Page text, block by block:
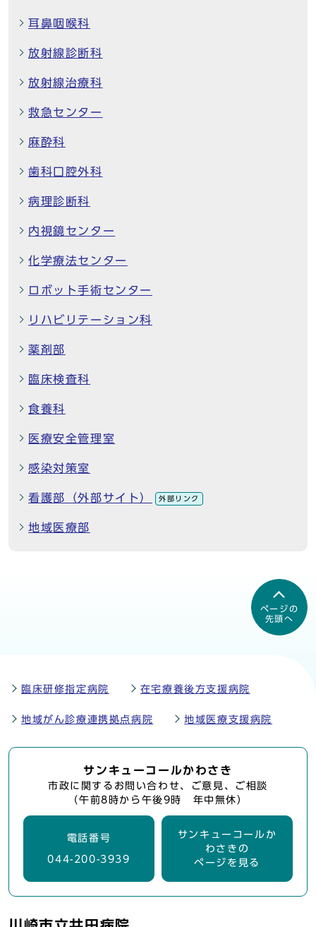
耳鼻咽喉科
放射線診断科
放射線治療科
救急センター
麻酔科
歯科口腔外科
病理診断科
内視鏡センター
化学療法センター
ロボット手術センター
リハビリテーション科
薬剤部
臨床検査科
食養科
医療安全管理室
感染対策室
看護部（外部サイト） 外部リンク
地域医療部
ページの
先頭へ
臨床研修指定病院 在宅療養後方支援病院
地域がん診療連携拠点病院 地域医療支援病院
サンキューコールかわさき
市政に関するお問い合わせ、ご意見、ご相談
（午前8時から午後9時 年中無休）
電話番号
044-200-3939
サンキューコールか
わさきの
ページを見る